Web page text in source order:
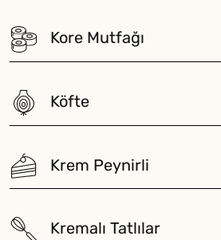
Kore Mutfağı
Köfte
Krem Peynirli
Kremalı Tatlılar